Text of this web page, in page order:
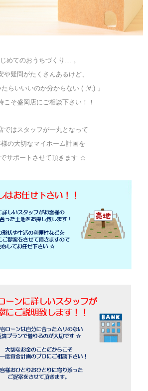
めてのおうちづくり… 。
や疑問がたくさんあるけど、
らいいいのか分からない ( ;∀;) 」
こそ盛岡店にご相談下さい！！
ではスタッフが一丸となって
様の大切なマイホーム計画を
サポートさせて頂きます ☆